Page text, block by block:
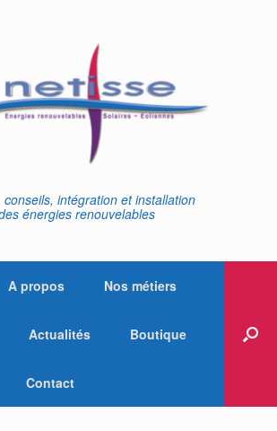
conseils, intégration et installation
énergies renouvelables
A propos Nos métiers
Actualités Boutique
Contact